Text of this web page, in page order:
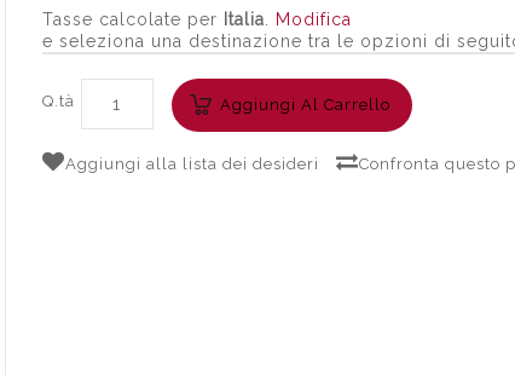
Tasse calcolate per Italia
Modifica
e seleziona una destinazione tra le opzioni di
Q.tà Aggiungi Al Carrello
Aggiungi alla lista dei desideri Confronta questo